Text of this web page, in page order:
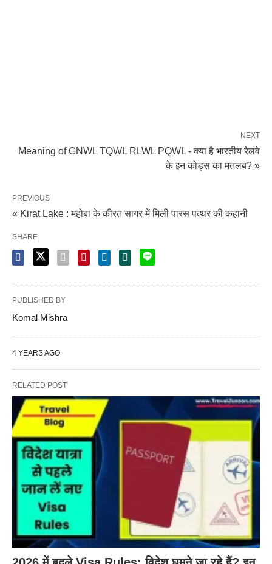
NEXT
Meaning of GNWL TQWL RLWL PQWL - क्या है भारतीय रेलवे
के इन कोड्स का मतलब? »
PREVIOUS
« Kirat Lake : महोबा के कीरत सागर में मिली पारस पत्थर की कहानी
SHARE
PUBLISHED BY
Komal Mishra
4 YEARS AGO
RELATED POST